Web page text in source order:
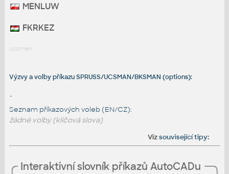
MENLUW
FKRKEZ
ussman
Výzvy a volby příkazu SPRUSS/UCSMAN/BKSMAN (options):
-
Seznam příkazových voleb (EN/CZ):
žádné volby (klíčová slova)
Vizsouvisející tipy:
Interaktivní slovník příkazů AutoCADu